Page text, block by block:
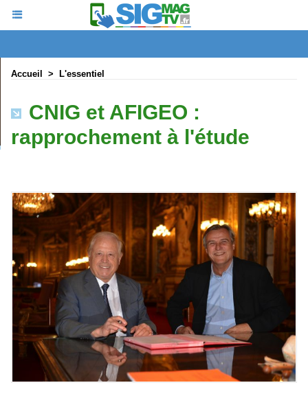
Accueil > L'essentiel
CNIG et AFIGEO :
rapprochement à l'étude